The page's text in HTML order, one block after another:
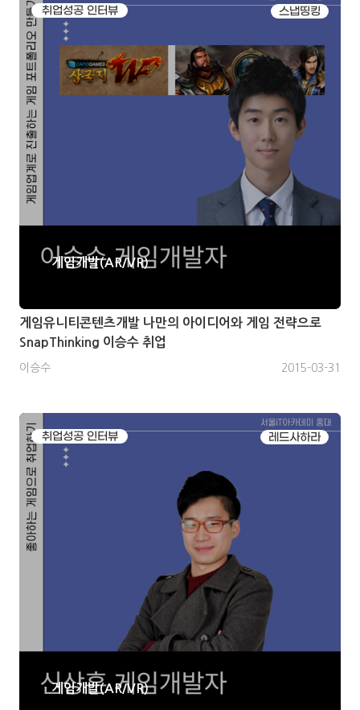
취업성공 인터뷰 스냅띵킹
게임개발(AR/VR)
게임유니티콘텐츠개발 나만의 아이디어와 게임 전략으로
SnapThinking 이승수 취업
이승수 2015-03-31
취업성공 인터뷰 레드사하라
게임개발(AR/VR)